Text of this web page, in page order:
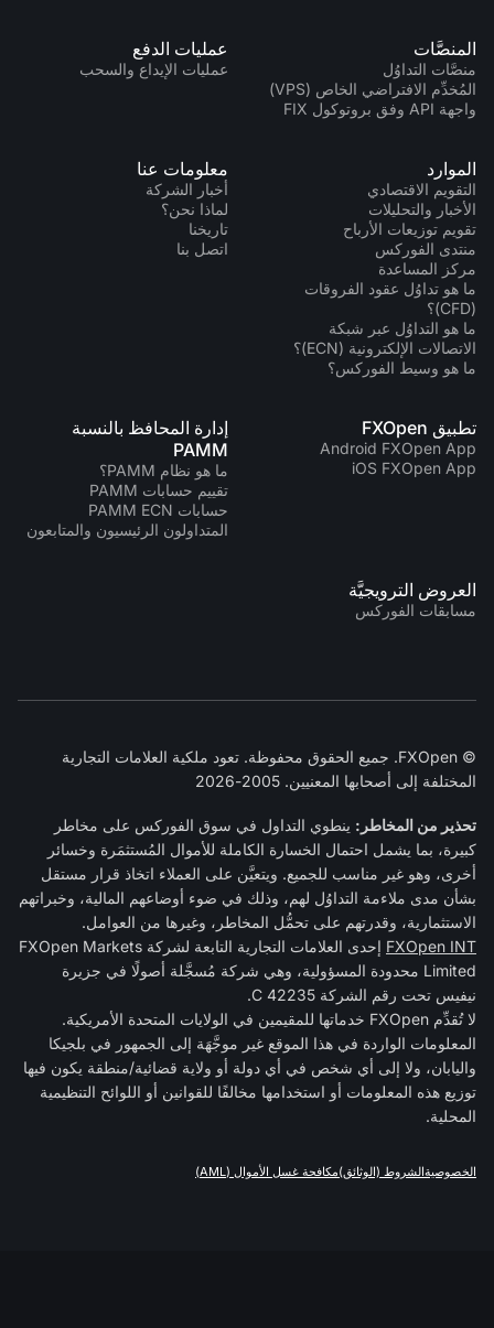
المنصَّات
منصَّات التداوُل
المُخدِّم الافتراضي الخاص (VPS)
واجهة API وفق بروتوكول FIX
عمليات الدفع
عمليات الإيداع والسحب
الموارد
التقويم الاقتصادي
الأخبار والتحليلات
تقويم توزيعات الأرباح
منتدى الفوركس
مركز المساعدة
ما هو تداوُل عقود الفروقات
(CFD)؟
ما هو التداوُل عبر شبكة
الاتصالات الإلكترونية (ECN)؟
ما هو وسيط الفوركس؟
معلومات عنا
أخبار الشركة
لماذا نحن؟
تاريخنا
اتصل بنا
تطبيق FXOpen
Android FXOpen App
iOS FXOpen App
إدارة المحافظ بالنسبة
PAMM
ما هو نظام PAMM؟
تقييم حسابات PAMM
حسابات PAMM ECN
المتداولون الرئيسيون والمتابعون
العروض الترويجيَّة
مسابقات الفوركس
© FXOpen. جميع الحقوق محفوظة. تعود ملكية العلامات التجارية
المختلفة إلى أصحابها المعنيين. 2005-2026
تحذير من المخاطر: ينطوي التداول في سوق الفوركس على مخاطر
كبيرة، بما يشمل احتمال الخسارة الكاملة للأموال المُستثمَرة وخسائر
أخرى، وهو غير مناسب للجميع. ويتعيَّن على العملاء اتخاذ قرار مستقل
بشأن مدى ملاءمة التداوُل لهم، وذلك في ضوء أوضاعهم المالية، وخبراتهم
الاستثمارية، وقدرتهم على تحمُّل المخاطر، وغيرها من العوامل.
FXOpen INT
إحدى العلامات التجارية التابعة لشركة FXOpen Markets
Limited محدودة المسؤولية، وهي شركة مُسجَّلة أصولًا في جزيرة
نيفيس تحت رقم الشركة C 42235.
لا تُقدِّم FXOpen خدماتها للمقيمين في الولايات المتحدة الأمريكية.
المعلومات الواردة في هذا الموقع غير موجَّهَة إلى الجمهور في بلجيكا
واليابان، ولا إلى أي شخص في أي دولة أو ولاية قضائية/منطقة يكون فيها
توزيع هذه المعلومات أو استخدامها مخالفًا للقوانين أو اللوائح التنظيمية
المحلية.
الخصوصيةالشروط (الوثائق)مكافحة غسل الأموال (AML)